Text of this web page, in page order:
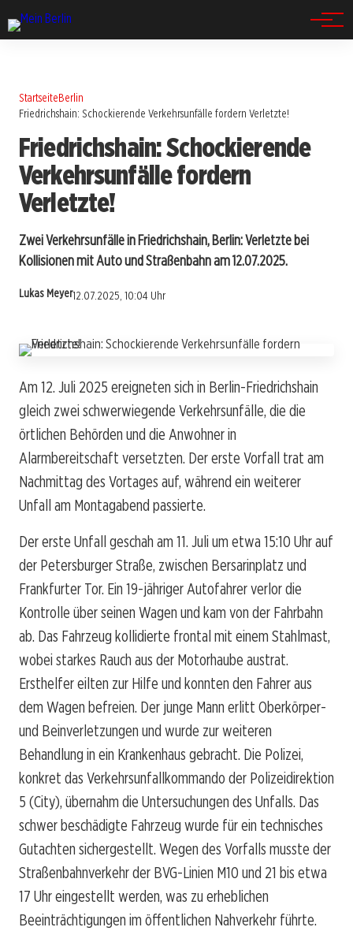
StartseiteBerlin
Friedrichshain: Schockierende Verkehrsunfälle fordern Verletzte!
Friedrichshain: Schockierende
Verkehrsunfälle fordern
Verletzte!
Zwei Verkehrsunfälle in Friedrichshain, Berlin: Verletzte bei
Kollisionen mit Auto und Straßenbahn am 12.07.2025.
Lukas Meyer12.07.2025, 10:04 Uhr
Am 12. Juli 2025 ereigneten sich in Berlin-Friedrichshain
gleich zwei schwerwiegende Verkehrsunfälle, die die
örtlichen Behörden und die Anwohner in
Alarmbereitschaft versetzten. Der erste Vorfall trat am
Nachmittag des Vortages auf, während ein weiterer
Unfall am Montagabend passierte.
Der erste Unfall geschah am 11. Juli um etwa 15:10 Uhr auf
der Petersburger Straße, zwischen Bersarinplatz und
Frankfurter Tor. Ein 19-jähriger Autofahrer verlor die
Kontrolle über seinen Wagen und kam von der Fahrbahn
ab. Das Fahrzeug kollidierte frontal mit einem Stahlmast,
wobei starkes Rauch aus der Motorhaube austrat.
Ersthelfer eilten zur Hilfe und konnten den Fahrer aus
dem Wagen befreien. Der junge Mann erlitt Oberkörper-
und Beinverletzungen und wurde zur weiteren
Behandlung in ein Krankenhaus gebracht. Die Polizei,
konkret das Verkehrsunfallkommando der Polizeidirektion
5 (City), übernahm die Untersuchungen des Unfalls. Das
schwer beschädigte Fahrzeug wurde für ein technisches
Gutachten sichergestellt. Wegen des Vorfalls musste der
Straßenbahnverkehr der BVG-Linien M10 und 21 bis etwa
17 Uhr eingestellt werden, was zu erheblichen
Beeinträchtigungen im öffentlichen Nahverkehr führte.